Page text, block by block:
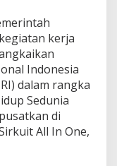
kerja
Indonesia
dalam rangka
Sedunia
di
All In One,